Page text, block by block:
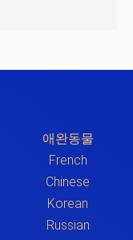
애완동물
French
Chinese
Korean
Russian